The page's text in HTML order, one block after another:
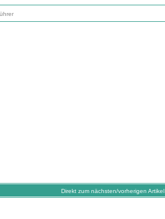
Direkt zum nächsten/vorherigen Artikel